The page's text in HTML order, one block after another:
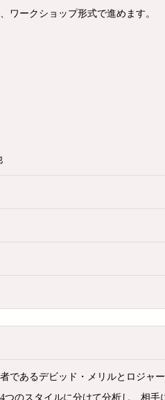
ワークショップ形式で進めます。
であるデビッド・メリルとロジャ
のスタイルに分けて分析し、相手